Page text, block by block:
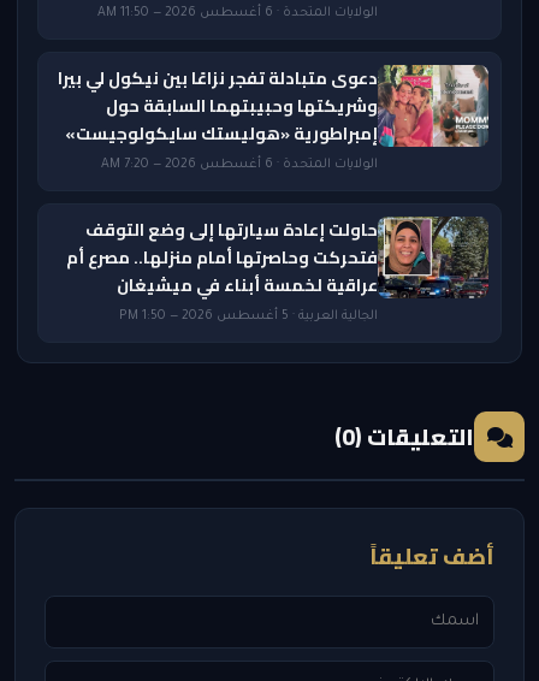
الولايات المتحدة · 6 أغسطس 2026 — 11:50 AM
دعوى متبادلة تفجر نزاعًا بين نيكول لي بيرا
وشريكتها وحبيبتهما السابقة حول
إمبراطورية «هوليستك سايكولوجيست»
الولايات المتحدة · 6 أغسطس 2026 — 7:20 AM
حاولت إعادة سيارتها إلى وضع التوقف
فتحركت وحاصرتها أمام منزلها.. مصرع أم
عراقية لخمسة أبناء في ميشيغان
الجالية العربية · 5 أغسطس 2026 — 1:50 PM
التعليقات (0)
أضف تعليقاً